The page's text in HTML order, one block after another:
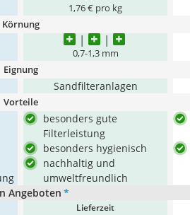
1,76 € pro kg
Körnung
0,7-1,3 mm
Eignung
Sandfilteranlagen
Vorteile
besonders gute
Filterleistung
besonders hygienisch
nachhaltig und
umweltfreundlich
Angeboten *
Lieferzeit